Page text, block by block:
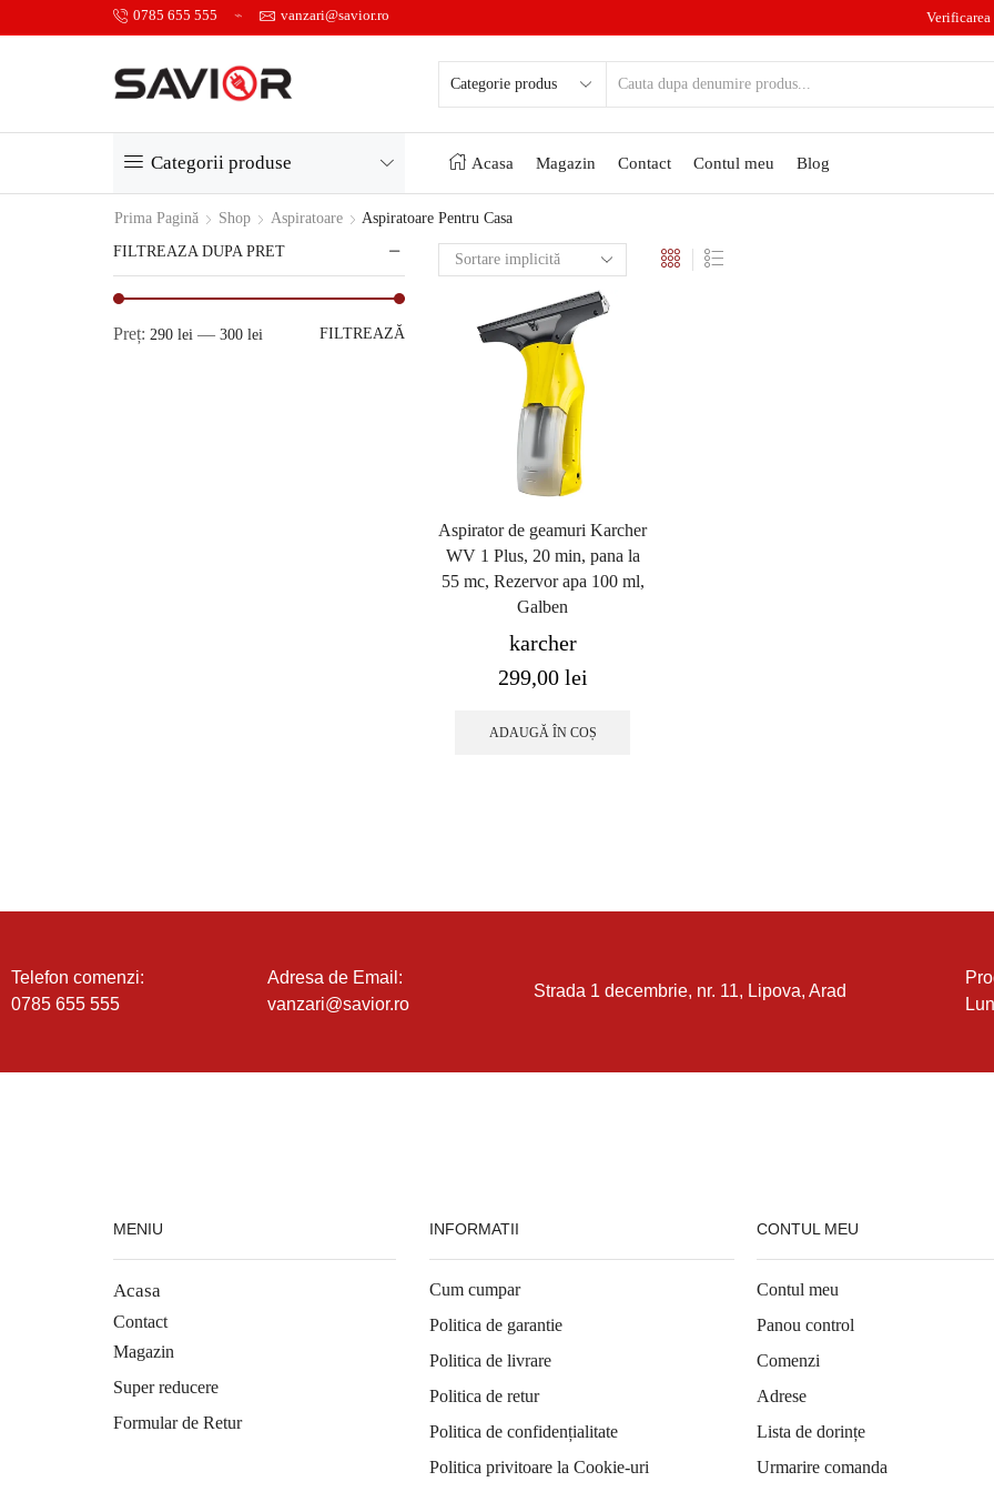
0785 655 555 vanzari@savior.ro
Categorii produse Acasa Magazin Contact Contul meu Blog
Prima Pagină Shop Aspiratoare Aspiratoare Pentru Casa
Aspirator de geamuri Karcher
WV 1 Plus, 20 min, pana la
55 mc, Rezervor apa 100 ml,
Galben
karcher
299,00 lei
ADAUGĂ ÎN COȘ
FILTREAZA DUPA PRET
FILTREAZĂ
Preț: 290 lei — 300 lei
Telefon comenzi:
0785 655 555
Adresa de Email:
vanzari@savior.ro
Strada 1 decembrie, nr. 11, Lipova, Arad
MENIU
Acasa
Contact
Magazin
Super reducere
Formular de Retur
INFORMATII
Cum cumpar
Politica de garantie
Politica de livrare
Politica de retur
Politica de confidențialitate
Politica privitoare la Cookie-uri
CONTUL MEU
Contul meu
Panou control
Comenzi
Adrese
Lista de dorințe
Urmarire comanda